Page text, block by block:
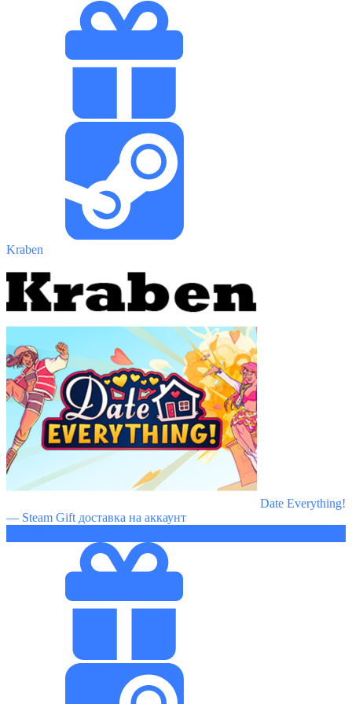
Kraben
Date Everything!
— Steam Gift доставка на аккаунт